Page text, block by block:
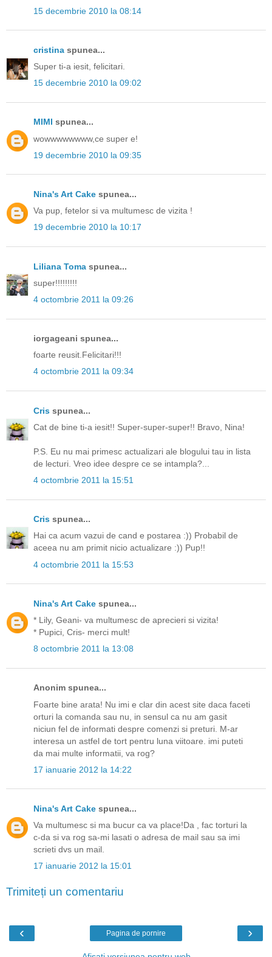
15 decembrie 2010 la 08:14
cristina spunea...
Super ti-a iesit, felicitari.
15 decembrie 2010 la 09:02
MIMI spunea...
wowwwwwwww,ce super e!
19 decembrie 2010 la 09:35
Nina's Art Cake spunea...
Va pup, fetelor si va multumesc de vizita !
19 decembrie 2010 la 10:17
Liliana Toma spunea...
super!!!!!!!!!
4 octombrie 2011 la 09:26
iorgageani spunea...
foarte reusit.Felicitari!!!
4 octombrie 2011 la 09:34
Cris spunea...
Cat de bine ti-a iesit!! Super-super-super!! Bravo, Nina!
P.S. Eu nu mai primesc actualizari ale blogului tau in lista
de lecturi. Vreo idee despre ce se intampla?...
4 octombrie 2011 la 15:51
Cris spunea...
Hai ca acum vazui de cand e postarea :)) Probabil de
aceea nu am primit nicio actualizare :)) Pup!!
4 octombrie 2011 la 15:53
Nina's Art Cake spunea...
* Lily, Geani- va multumesc de aprecieri si vizita!
* Pupici, Cris- merci mult!
8 octombrie 2011 la 13:08
Anonim spunea...
Foarte bine arata! Nu imi e clar din acest site daca faceti
orturi la comanda sau nu, in sensul ca nu am gasit
niciun fel de informati despre comenzi si preturi. M-ar
interesa un astfel de tort pentru luna viitoare. imi puteti
da mai multe informatii, va rog?
17 ianuarie 2012 la 14:22
Nina's Art Cake spunea...
Va multumesc si ma bucur ca va place!Da , fac torturi la
c-da si va rog sa-mi lasati o adresa de mail sau sa imi
scrieti dvs un mail.
17 ianuarie 2012 la 15:01
Trimiteți un comentariu
‹ ›
Pagina de pornire